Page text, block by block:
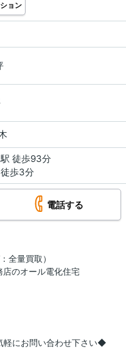
ョン
駅 徒歩93分
歩3分
電話する
全量買取）
のオール電化住宅
軽にお問い合わせ下さい◆